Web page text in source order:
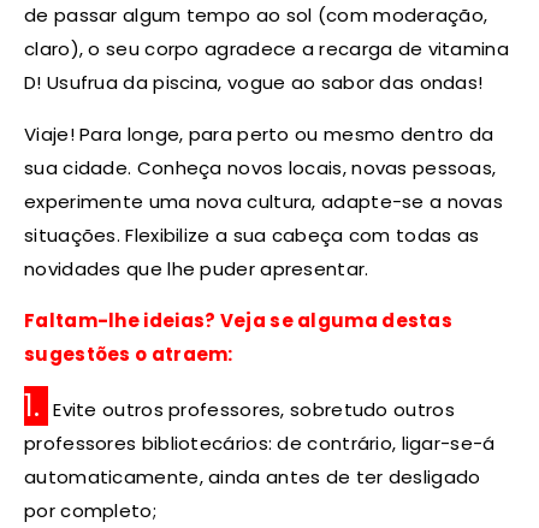
de passar algum tempo ao sol (com moderação,
claro), o seu corpo agradece a recarga de vitamina
D! Usufrua da piscina, vogue ao sabor das ondas!
Viaje! Para longe, para perto ou mesmo dentro da
sua cidade. Conheça novos locais, novas pessoas,
experimente uma nova cultura, adapte-se a novas
situações. Flexibilize a sua cabeça com todas as
novidades que lhe puder apresentar.
Faltam-lhe ideias? Veja se alguma destas
sugestões o atraem:
1. Evite outros professores, sobretudo outros
professores bibliotecários: de contrário, ligar-se-á
automaticamente, ainda antes de ter desligado
por completo;